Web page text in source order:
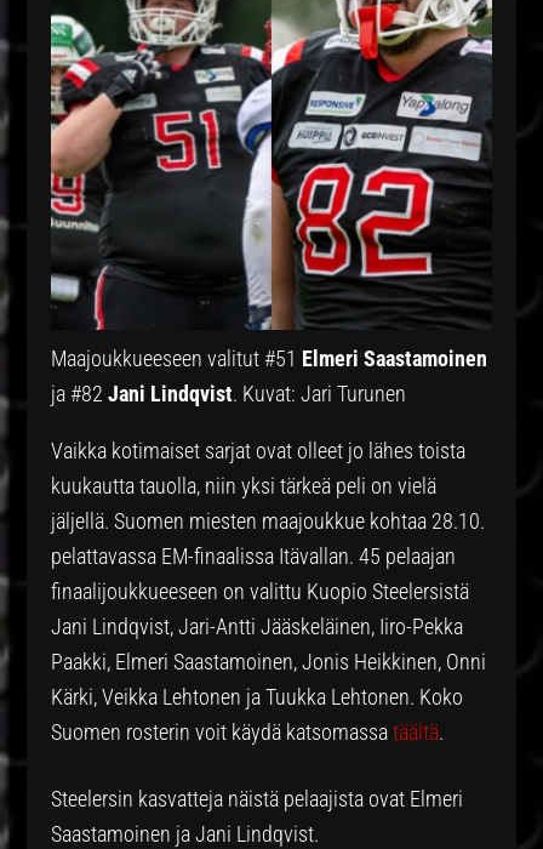
Maajoukkueeseen valitut #51 Elmeri Saastamoinen
ja #82Jani Lindqvist. Kuvat: Jari Turunen
Vaikka kotimaiset sarjat ovat olleet jo lähes toista
kuukautta tauolla, niin yksi tärkeä peli on vielä
jäljellä. Suomen miesten maajoukkue kohtaa 28.10.
pelattavassa EM-finaalissa Itävallan. 45 pelaajan
finaalijoukkueeseen on valittu Kuopio Steelersistä
Jani Lindqvist, Jari-Antti Jääskeläinen, Iiro-Pekka
Paakki, Elmeri Saastamoinen, Jonis Heikkinen, Onni
Kärki, Veikka Lehtonen ja Tuukka Lehtonen. Koko
Suomen rosterin voit käydä katsomassatäältä.
Steelersin kasvatteja näistä pelaajista ovat Elmeri
Saastamoinen ja Jani Lindqvist.